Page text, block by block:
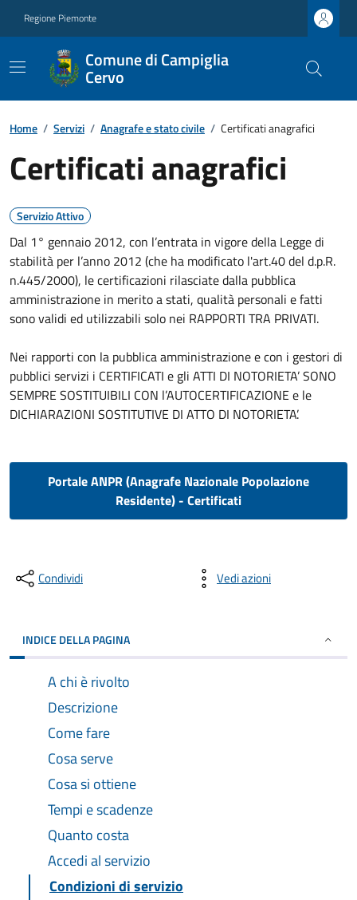
Regione Piemonte
Comune di Campiglia
Cervo
Home / Servizi / Anagrafe e stato civile / Certificati anagrafici
Certificati anagrafici
Servizio Attivo
Dal 1° gennaio 2012, con l’entrata in vigore della Legge di
stabilità per l’anno 2012 (che ha modificato l'art.40 del d.p.R.
n.445/2000), le certificazioni rilasciate dalla pubblica
amministrazione in merito a stati, qualità personali e fatti
sono validi ed utilizzabili solo nei RAPPORTI TRA PRIVATI.
Nei rapporti con la pubblica amministrazione e con i gestori di
pubblici servizi i CERTIFICATI e gli ATTI DI NOTORIETA’ SONO
SEMPRE SOSTITUIBILI CON l’AUTOCERTIFICAZIONE e le
DICHIARAZIONI SOSTITUTIVE DI ATTO DI NOTORIETA’.
Portale ANPR (Anagrafe Nazionale Popolazione
Residente) - Certificati
Condividi Vedi azioni
INDICE DELLA PAGINA
A chi è rivolto
Descrizione
Come fare
Cosa serve
Cosa si ottiene
Tempi e scadenze
Quanto costa
Accedi al servizio
Condizioni di servizio